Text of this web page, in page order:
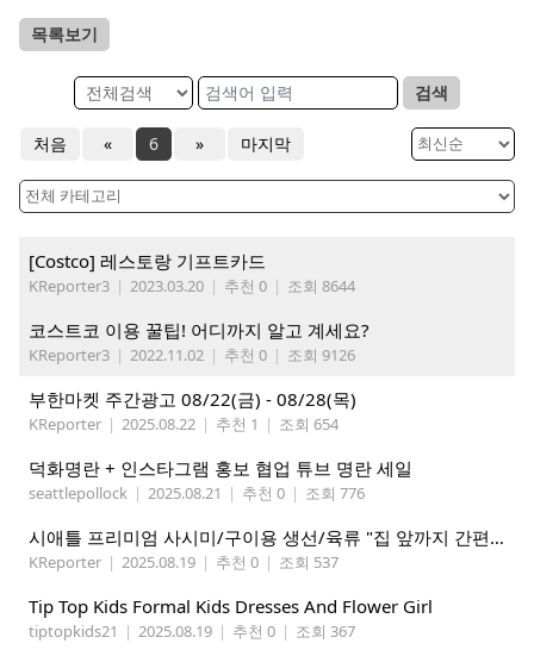
목록보기
검색
처음 « 6 » 마지막
[Costco] 레스토랑 기프트카드
KReporter3 | 2023.03.20 | 추천 0 | 조회 8644
코스트코 이용 꿀팁! 어디까지 알고 계세요?
KReporter3 | 2022.11.02 | 추천 0 | 조회 9126
부한마켓 주간광고 08/22(금) - 08/28(목)
KReporter | 2025.08.22 | 추천 1 | 조회 654
덕화명란 + 인스타그램 홍보 협업 튜브 명란 세일
seattlepollock | 2025.08.21 | 추천 0 | 조회 776
시애틀 프리미엄 사시미/구이용 생선/육류 "집 앞까지 간편하게" – 영오션샵닷컴
KReporter | 2025.08.19 | 추천 0 | 조회 537
Tip Top Kids Formal Kids Dresses And Flower Girl
tiptopkids21 | 2025.08.19 | 추천 0 | 조회 367